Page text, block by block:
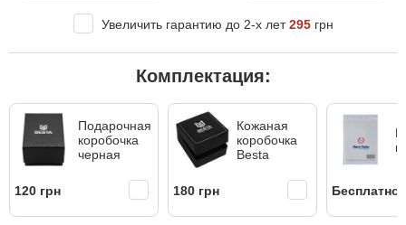
Увеличить гарантию до 2-х лет295 грн
Комплектация:
Подарочная
коробочка
черная
120 грн
Кожаная
коробочка
Besta
180 грн Бесплатно